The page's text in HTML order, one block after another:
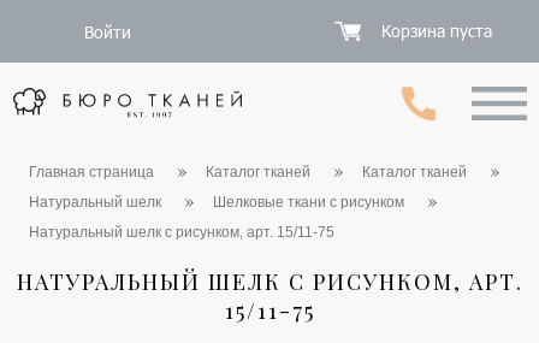
Войти Корзина пуста
Главная страница Каталог тканей
Каталог тканей
Натуральный шелк
Шелковые ткани с рисунком
Натуральный шелк с рисунком, арт. 15/11-75
НАТУРАЛЬНЫЙ ШЕЛК С РИСУНКОМ, АРТ.
15/11-75